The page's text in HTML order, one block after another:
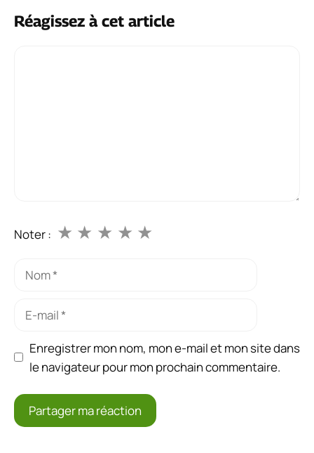
Réagissez à cet article
Noter : ★
★
★
★
★
Nom
Enregistrer mon nom, mon e-mail et mon site dans
le navigateur pour mon prochain commentaire.